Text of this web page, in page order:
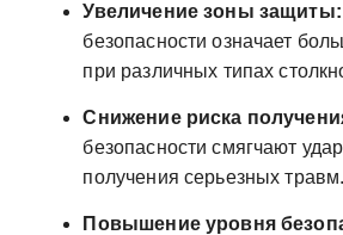
Увеличение зоны защиты:
безопасности означает
при различных типах
Снижение риска
безопасности смягчают
получения серьезных травм.
Повышение уровня